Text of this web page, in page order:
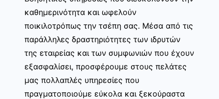
καθημερινότητα και ωφελούν
ποικιλοτρόπως την τσέπη σας. Μέσα από τις
παράλληλες δραστηριότητες των ιδρυτών
της εταιρείας και των συμφωνιών που έχουν
εξασφαλίσει, προσφέρουμε στους πελάτες
μας πολλαπλές υπηρεσίες που
πραγματοποιούμε εύκολα και ξεκούραστα